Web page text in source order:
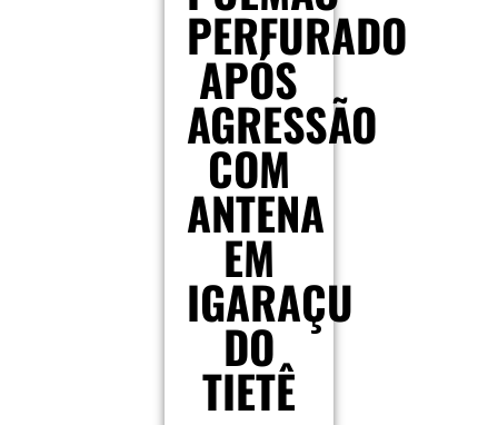
PERFURADO
APÓS
AGRESSÃO
COM
ANTENA
EM
IGARAÇU
DO
TIETÊ